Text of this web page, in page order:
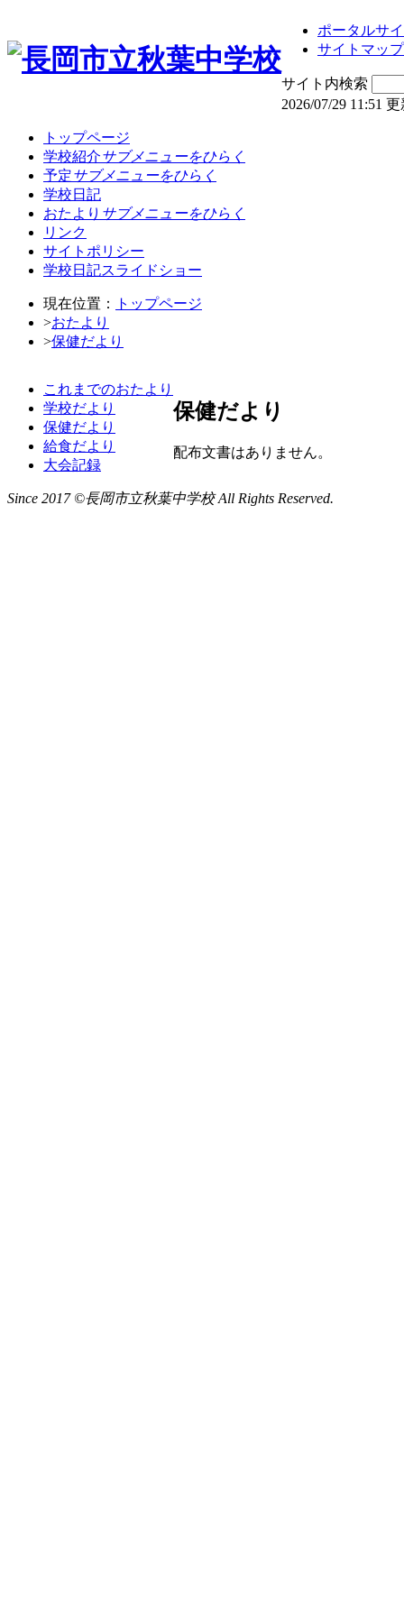
ポータルサ
サイトマップ
サイト内検索
2026/07/29 11:51
トップページ
学校紹介サブメニューをひらく
予定サブメニューをひらく
学校日記
おたより サブメニューをひらく
リンク
サイトポリシー
学校日記スライドショー
現在位置：
トップページ
>おたより
>保健だより
これまでのおたより
学校だより
保健だより
給食だより
大会記録
保健だより
配布文書はありません。
Since 2017 ©長岡市立秋葉中学校 All Rights Reserved.